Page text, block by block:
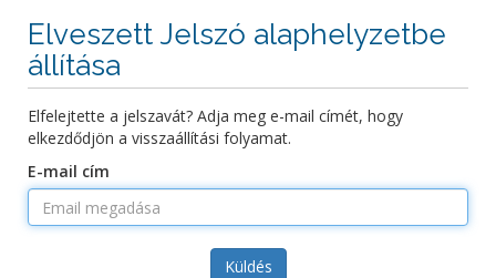
Elveszett Jelszó alaphelyzetbe
állítása
Elfelejtette a jelszavát? Adja meg e-mail címét, hogy
elkezdődjön a visszaállítási folyamat.
E-mail cím
Küldés